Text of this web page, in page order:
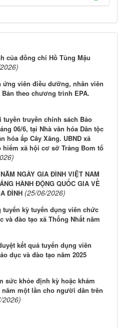
của đồng chí Hồ Tùng Mậu
ứng viên điều dưỡng, nhân viên
theo chương trình EPA.
truyền chính sách Bảo
06/6, tại Nhà văn hóa Dân tộc
hóa ấp Cây Xăng. UBND xã
xã hội cơ sở Trảng Bom tổ
NGÀY GIA ĐÌNH VIỆT NAM
HÀNH ĐỘNG QUỐC GIA VỀ
ĐÌNH (25/06/2026)
tuyển kỳ tuyển dụng viên chức
đào tạo xã Thống Nhất năm
kết quả tuyển dụng viên
dục và đào tạo năm 2025
sức khỏe định kỳ hoặc khám
một lần cho người dân trên
2026)